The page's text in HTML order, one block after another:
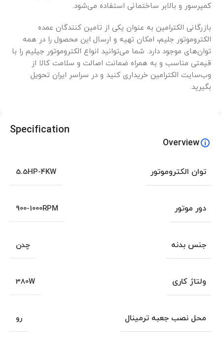
کمپرسور و بالابر ساختمانی استفاده می‌شود.
بازرگانی الکترامین به عنوان یکی از تامین کنندگان عمده
الکتروموتور جلیم، امکان تهیه و ارسال این محصول را در همه
توان‌های موجود دارد. شما می‌توانید انواع الکتروموتور جیلیم را با
قیمتی مناسب و به همراه ضمانت اصالت و سلامت کالا از
وب‌سایت الکترامین خریداری کنید و در سراسر ایران تحویل
بگیرید.
Specification
Overview
توان الکتروموتور 5.5HP-4KW
دور موتور 900-1000RPM
جنس بدنه چدن
ولتاژ کاری 380W
محل نصب جعبه ترمینال رو